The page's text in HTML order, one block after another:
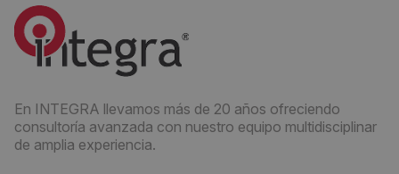
En INTEGRA llevamos más de 20 años ofreciendo
consultoría avanzada con nuestro equipo multidisciplinar
de amplia experiencia.